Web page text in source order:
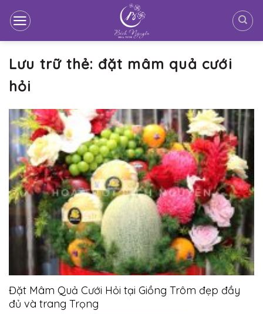
qua
Lưu trữ thẻ: đặt mâm quả cưới
hỏi
Đặt Mâm Quả Cưới Hỏi tại Giồng Trôm đẹp đầy
đủ và trang Trọng